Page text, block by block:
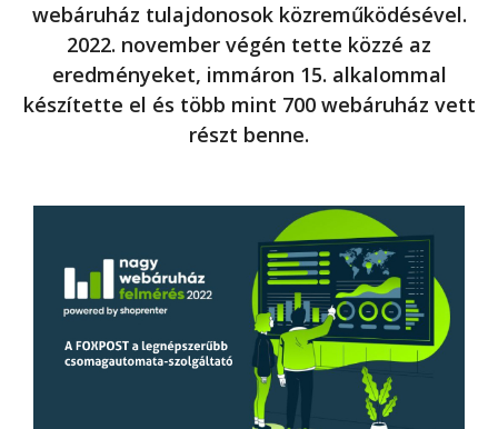
webáruház tulajdonosok közreműködésével.
2022. november végén tette közzé az
eredményeket, immáron 15. alkalommal
készítette el és több mint 700 webáruház vett
részt benne.